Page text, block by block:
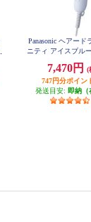
Panasonic ヘアード
ニティ アイスブル
7,470円
(
747円分ポイン
発送目安: 即納（